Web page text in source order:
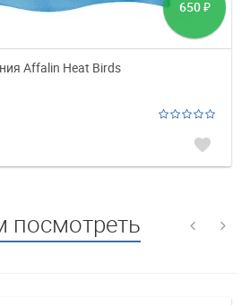
650 ₽
Affalin Heat Birds
favorite
посмотреть